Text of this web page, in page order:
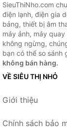
SieuThiNho.com
điện lạnh, điện gia
bảng, thiết bị âm
máy ảnh, máy
không ngừng,
bạn có thể so sánh
không bán hàng.
VỀ SIÊU THỊ NHỎ
Giới thiệu
Chính sách bảo